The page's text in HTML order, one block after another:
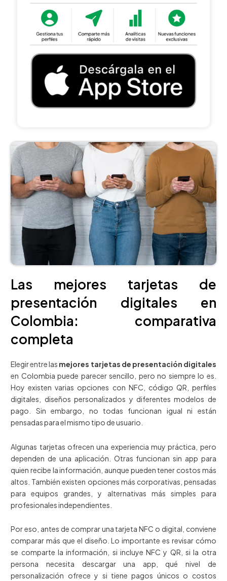
Las mejores tarjetas de
presentación digitales en
Colombia: comparativa
completa
Elegir entre las mejores tarjetas de presentación digitales
en Colombia puede parecer sencillo, pero no siempre lo es.
Hoy existen varias opciones con NFC, código QR, perfiles
digitales, diseños personalizados y diferentes modelos de
pago. Sin embargo, no todas funcionan igual ni están
pensadas para el mismo tipo de usuario.
Algunas tarjetas ofrecen una experiencia muy práctica, pero
dependen de una aplicación. Otras funcionan sin app para
quien recibe la información, aunque pueden tener costos más
altos. También existen opciones más corporativas, pensadas
para equipos grandes, y alternativas más simples para
profesionales independientes.
Por eso, antes de comprar una tarjeta NFC o digital, conviene
comparar más que el diseño. Lo importante es revisar cómo
se comparte la información, si incluye NFC y QR, si la otra
persona necesita descargar una app, qué nivel de
personalización ofrece y si tiene pagos únicos o costos